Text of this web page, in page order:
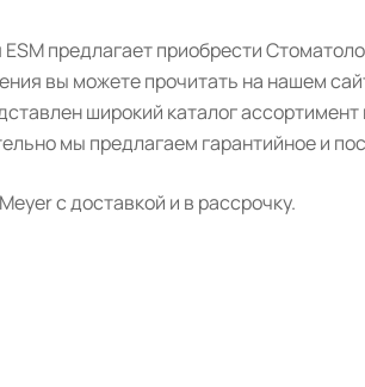
предлагает приобрести
вы можете прочитать на нашем
широкий каталог
мы предлагаем гарантийное и
с доставкой и в рассрочку.